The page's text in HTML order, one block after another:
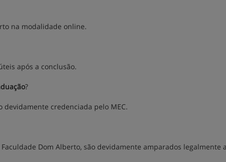
na modalidade online.
após a conclusão.
?
credenciada pelo MEC.
Dom Alberto, são devidamente amparados legalmente